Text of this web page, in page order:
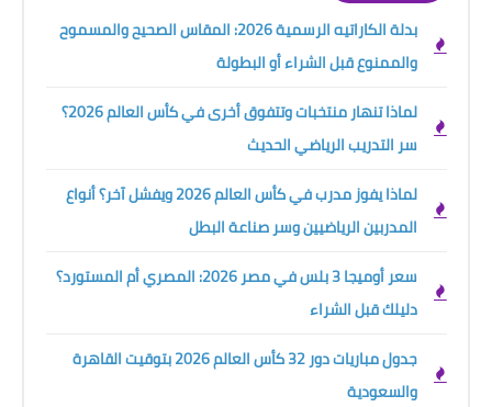
بدلة الكاراتيه الرسمية 2026: المقاس الصحيح والمسموح
والممنوع قبل الشراء أو البطولة
لماذا تنهار منتخبات وتتفوق أخرى في كأس العالم 2026؟
سر التدريب الرياضي الحديث
لماذا يفوز مدرب في كأس العالم 2026 ويفشل آخر؟ أنواع
المدربين الرياضيين وسر صناعة البطل
سعر أوميجا 3 بلس في مصر 2026: المصري أم المستورد؟
دليلك قبل الشراء
جدول مباريات دور 32 كأس العالم 2026 بتوقيت القاهرة
والسعودية